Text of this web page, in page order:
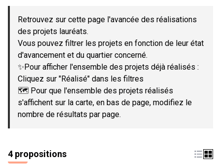
−
Retrouvez sur cette page l'avancée des réalisations
des projets lauréats.
Vous pouvez filtrer les projets en fonction de leur état
d'avancement et du quartier concerné.
✨Pour afficher l'ensemble des projets déjà réalisés :
Cliquez sur "Réalisé" dans les filtres
🗺️ Pour que l'ensemble des projets réalisés
s'affichent sur la carte, en bas de page, modifiez le
nombre de résultats par page.
4 propositions